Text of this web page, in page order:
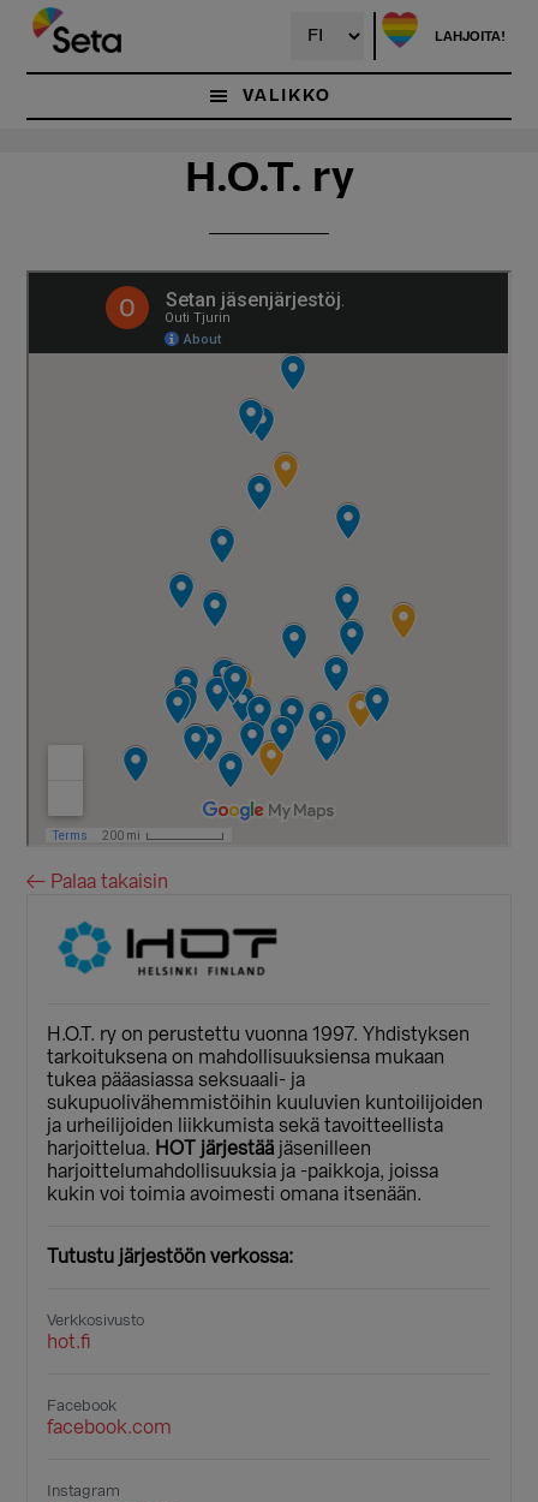
Hyppää
pääsisältöön
Hyppää
ensisijaiseen
sivupalkkiin
LAHJOITA!
VALIKKO
H.O.T. ry
← Palaa takaisin
H.O.T. ry on perustettu vuonna 1997. Yhdistyksen
tarkoituksena on mahdollisuuksiensa mukaan
tukea pääasiassa seksuaali- ja
sukupuolivähemmistöihin kuuluvien kuntoilijoiden
ja urheilijoiden liikkumista sekä tavoitteellista
harjoittelua. HOT järjestää jäsenilleen
harjoittelumahdollisuuksia ja -paikkoja, joissa
kukin voi toimia avoimesti omana itsenään.
Tutustu järjestöön verkossa:
Verkkosivusto
hot.fi
Facebook
facebook.com
Instagram